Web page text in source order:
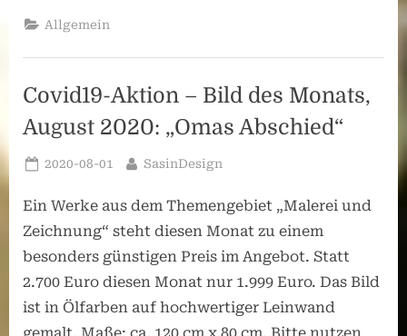
Allgemein
Covid19-Aktion – Bild des Monats,
August 2020: „Omas Abschied“
Posted
2020-08-01 By
SasinDesign
Ein Werke aus dem Themengebiet „Malerei und
Zeichnung“ steht diesen Monat zu einem
besonders günstigen Preis im Angebot. Statt
2.700 Euro diesen Monat nur 1.999 Euro. Das Bild
ist in Ölfarben auf hochwertiger Leinwand
gemalt. Maße: ca. 120 cm x 80 cm. Bitte nutzen